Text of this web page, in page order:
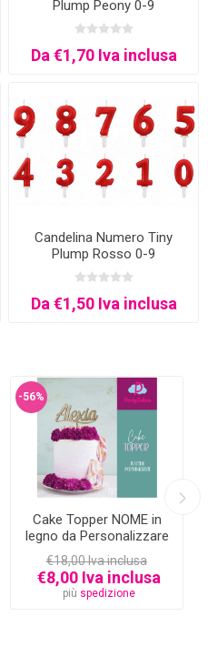
Plump Peony 0-9
Da €1,70 Iva inclusa
Candelina Numero Tiny
Plump Rosso 0-9
Da €1,50 Iva inclusa
-56%
Cake Topper NOME in
legno da Personalizzare
€18,00 Iva inclusa
€8,00 Iva inclusa
più spedizione